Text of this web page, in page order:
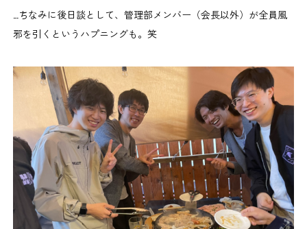
…ちなみに後日談として、管理部メンバー（会長以外）が全員風
邪を引くというハプニングも。笑